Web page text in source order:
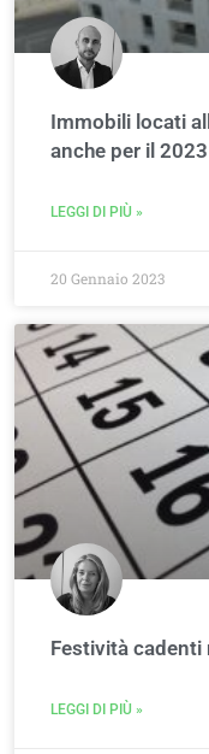
Immobili locati
anche per il
LEGGI DI PIÙ »
20 Gennaio 2023
Festività cadenti
LEGGI DI PIÙ »